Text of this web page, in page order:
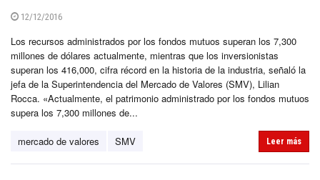
12/12/2016
Los recursos administrados por los fondos mutuos superan los 7,300
millones de dólares actualmente, mientras que los inversionistas
superan los 416,000, cifra récord en la historia de la industria, señaló la
jefa de la Superintendencia del Mercado de Valores (SMV), Lilian
Rocca. «Actualmente, el patrimonio administrado por los fondos mutuos
supera los 7,300 millones de...
mercado de valores SMV Leer más